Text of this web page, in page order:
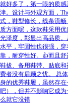
就好多了，第一眼的质
津。设计与外观方面，
式，鞋型修长，线条流
质方面呢，这款鞋采用
光泽度，彰显出高品质
水平，牢固性也很强，
靠，耐穿性好。👍而且
鞋拔、备用鞋带、贴底
费者没有后顾之忧。 总
身的优秀鞋履，虽然存
吧），但并不影响它成
么就它没错